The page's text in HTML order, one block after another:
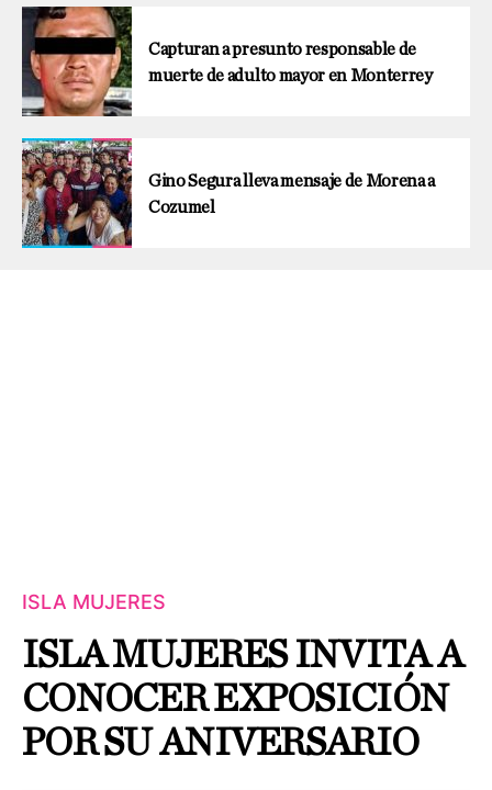
Capturan a presunto responsable de
muerte de adulto mayor en Monterrey
Gino Segura lleva mensaje de Morena a
Cozumel
ISLA MUJERES
ISLA MUJERES INVITA A
CONOCER EXPOSICIÓN
POR SU ANIVERSARIO